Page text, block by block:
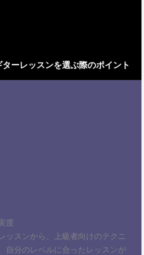
ターレッスンを選ぶ際のポイント
度
ッスンから、上級者向けのテクニ
自分のレベルに合ったレッスンが